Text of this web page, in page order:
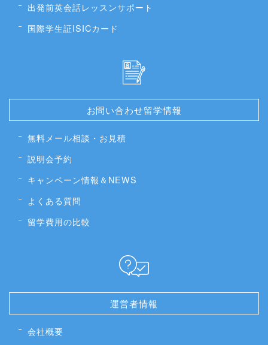
出発前英会話レッスンサポート
国際学生証ISICカード
お問い合わせ留学情報
無料メール相談・お見積
説明会予約
キャンペーン情報＆NEWS
よくある質問
留学費用の比較
運営者情報
会社概要